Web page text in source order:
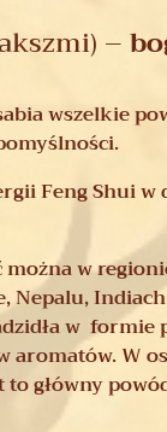
–
wszelkie
Feng Shui
w
Nepalu,
w formie
W
główny